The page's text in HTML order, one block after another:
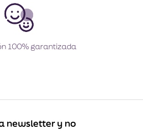
100% garantizada
newsletter y no